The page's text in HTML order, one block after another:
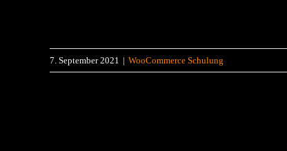
7. September 2021 | WooCommerce Schulung